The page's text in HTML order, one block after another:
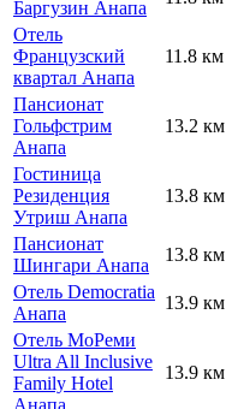
Баргузин Анапа
Отель
Французский
квартал Анапа
11.8 км
Пансионат
Гольфстрим
Анапа
13.2 км
Гостиница
Резиденция
Утриш Анапа
13.8 км
Пансионат
Шингари Анапа
13.8 км
Отель Democratia
Анапа
13.9 км
Отель МоРеми
Ultra All Inclusive
Family Hotel
Анапа
13.9 км